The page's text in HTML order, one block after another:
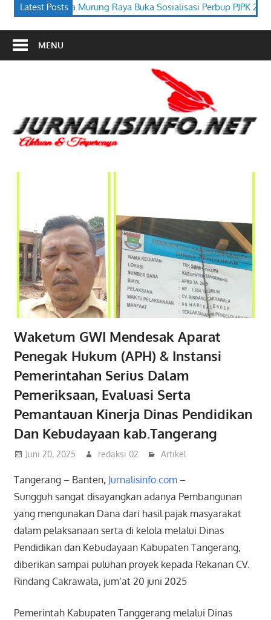
Latest Posts
Sosialisasi Perbup PJPK 2026–2030 Festival Budaya
MENU
Waketum GWI Mendesak Aparat
Penegak Hukum (APH) & Instansi
Pemerintahan Serius Dalam
Pemeriksaan, Evaluasi Serta
Pemantauan Kinerja Dinas Pendidikan
Dan Kebudayaan kab.Tangerang
Juni 20, 2025 redaksi 02 Artikel
Tangerang – Banten, Jurnalisinfo.com–
Sungguh sangat disayangkan adanya Pembangunan
yang mengunakan Dana dari hasil pajak masyarakat
dalam pelaksanaan serta di kelola melalui Dinas
Pendidikan dan Kebudayaan Kabupaten Tangerang,
diberikan sampai puluhan proyek kepada Rekanan CV.
Rindang Cakrawala, jum’at 20 juni 2025
Pemerintah Kabupaten Tanggerang melalui Dinas